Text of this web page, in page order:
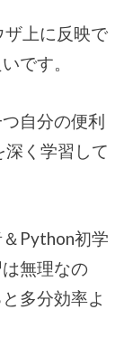
ザ上に反映で
です。
自分の便利
く学習して
Python初学
無理なの
多分効率よ